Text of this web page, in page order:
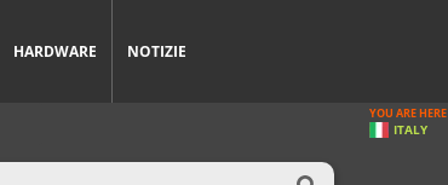
HARDWARE NOTIZIE
YOU ARE HERE
ITALY